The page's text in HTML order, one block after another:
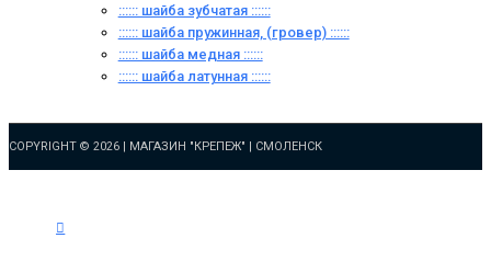
:::::: шайба зубчатая ::::::
:::::: шайба пружинная, (гровер) ::::::
:::::: шайба медная ::::::
:::::: шайба латунная ::::::
COPYRIGHT © 2026 | МАГАЗИН "КРЕПЕЖ" | СМОЛЕНСК